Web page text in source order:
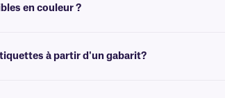
en couleur ?
à partir d'un gabarit?